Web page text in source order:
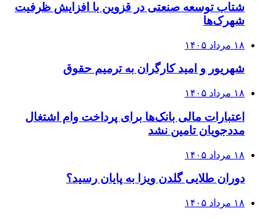
شتاب توسعه صنعتی در قزوین با افزایش ظرفیت
شهرک‌ها
۱۸ مرداد ۱۴۰۵
شهریور و امید کارگران به ترمیم حقوق
۱۸ مرداد ۱۴۰۵
اعتبارات مالی بانک‌ها برای پرداخت وام اشتغال
مددجویان تامین نشد
۱۸ مرداد ۱۴۰۵
دوران طلایی گلدن ویزا به پایان رسید؟
۱۸ مرداد ۱۴۰۵